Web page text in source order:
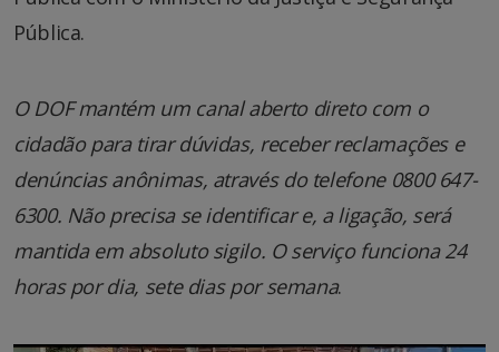
Pública.
O DOF mantém um canal aberto direto com o
cidadão para tirar dúvidas, receber reclamações e
denúncias anônimas, através do telefone 0800 647-
6300. Não precisa se identificar e, a ligação, será
mantida em absoluto sigilo. O serviço funciona 24
horas por dia, sete dias por semana.